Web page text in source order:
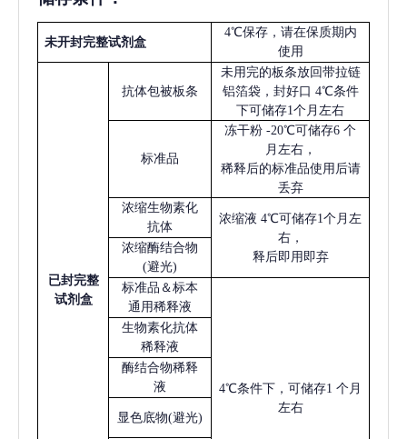
未开封完整试剂盒
4℃保存，请在保质期内
使用
已封完整
试剂盒
抗体包被板条
未用完的板条放回带拉链
铝箔袋，封好口 4℃条件
下可储存1个月左右
标准品
冻干粉 -20℃可储存6 个
月左右，
稀释后的标准品使用后请
丢弃
浓缩生物素化
抗体
浓缩液 4℃可储存1个月左
右，
释后即用即弃
浓缩酶结合物
(避光)
标准品＆标本
通用稀释液
4℃条件下，可储存1 个月
左右
生物素化抗体
稀释液
酶结合物稀释
液
显色底物(避光)